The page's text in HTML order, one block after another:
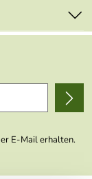
E-Mail erhalten.
Form